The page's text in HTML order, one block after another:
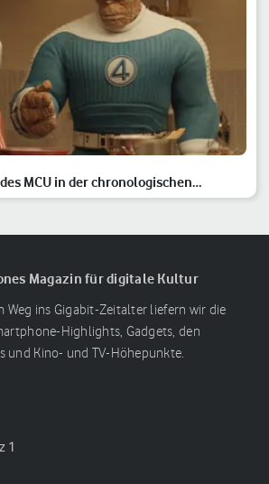
MCU in der chronologischen
Magazin für digitale Kultur
Weg ins Gigabit-Zeitalter liefern wir die
Highlights, Gadgets, den
und Kino- und TV-Höhepunkte.
1